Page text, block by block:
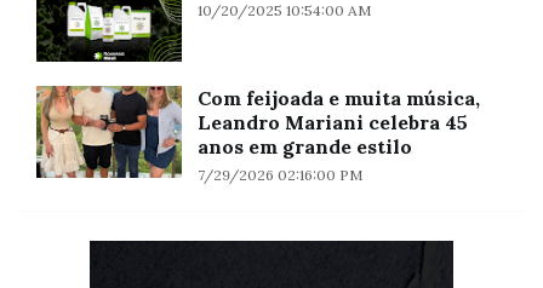
10/20/2025 10:54:00 AM
Com feijoada e muita música,
Leandro Mariani celebra 45
anos em grande estilo
7/29/2026 02:16:00 PM